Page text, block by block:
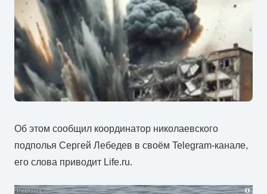
Об этом сообщил координатор николаевского
подполья Сергей Лебедев в своём Telegram-канале,
его слова приводит Life.ru.
i